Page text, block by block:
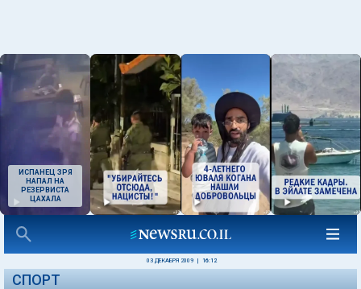
ИСПАНЕЦ ЗРЯ
НАПАЛ НА
РЕЗЕРВИСТА
ЦАХАЛА
03 ДЕКАБРЯ 2009 16:12
СПОРТ